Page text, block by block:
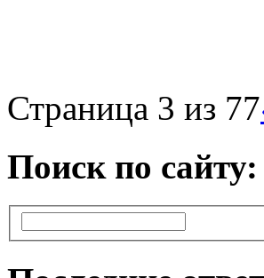
Страница 3 из 77
Поиск по сайту: